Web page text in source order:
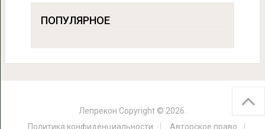
ПОПУЛЯРНОЕ
Лепрекон Copyright © 2026.
Политика конфиденциальности
Авторское право